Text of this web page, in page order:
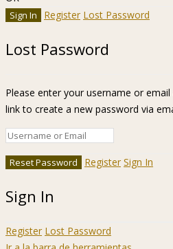
Register Lost Password
Lost Password
Please enter your username or
link to create a new password via
Register Sign In
Sign In
Register Lost Password